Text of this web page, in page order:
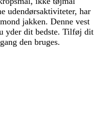
udendørsaktiviteter, har
jakken. Denne vest
yder dit bedste. Tilføj dit
den bruges.